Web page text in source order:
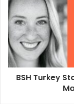
BSH Turkey